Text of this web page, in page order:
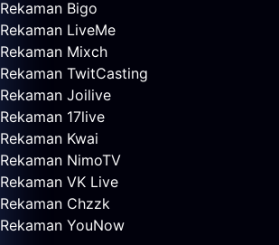
Rekaman Bigo
Rekaman LiveMe
Rekaman Mixch
Rekaman TwitCasting
Rekaman Joilive
Rekaman 17live
Rekaman Kwai
Rekaman NimoTV
Rekaman VK Live
Rekaman Chzzk
Rekaman YouNow